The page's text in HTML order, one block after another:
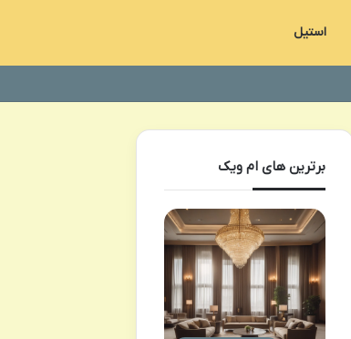
استیل
برترین های ام ویک